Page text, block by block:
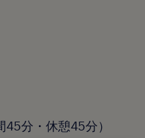
分・休憩45分）